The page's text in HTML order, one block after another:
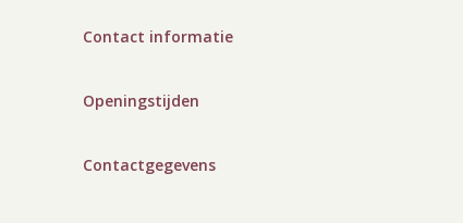
Contact informatie
Openingstijden
Contactgegevens